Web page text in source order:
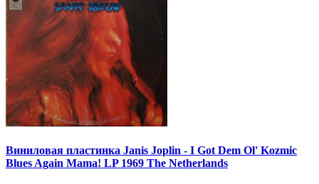
Виниловая пластинка Janis Joplin ‎- I Got Dem Ol' Kozmic
Blues Again Mama! LP 1969 The Netherlands